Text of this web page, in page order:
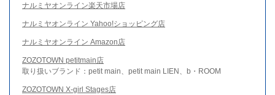
ナルミヤオンライン楽天市場店
ナルミヤオンライン Yahoo!ショッピング店
ナルミヤオンライン Amazon店
ZOZOTOWN petitmain店
取り扱いブランド：petit main、petit main LIEN、b・ROOM
ZOZOTOWN X-girl Stages店